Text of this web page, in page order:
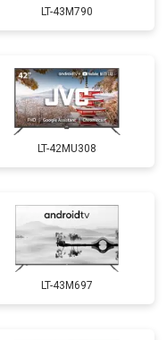
LT-43M790
LT-42MU308
LT-43M697